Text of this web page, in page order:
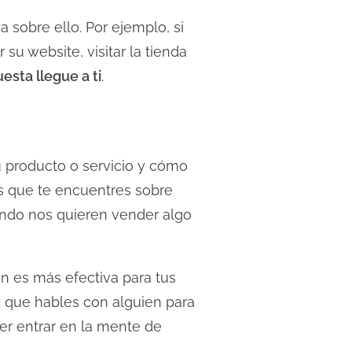
sobre ello. Por ejemplo, si
su website, visitar la tienda
llegue a ti.
producto o servicio y cómo
que te encuentres sobre
nos quieren vender algo
es más efectiva para tus
hables con alguien para
entrar en la mente de